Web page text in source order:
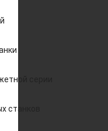
серии
станков